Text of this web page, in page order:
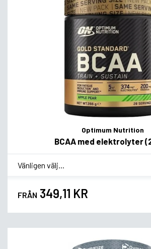
Optimum Nutrition
BCAA med elektrolyter
* Smagsvariant
FRÅN 349,11 KR